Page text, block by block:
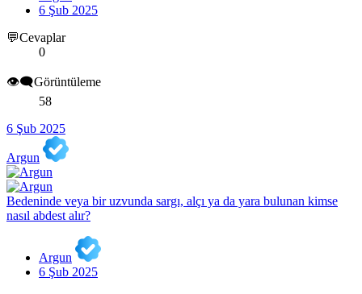
6 Şub 2025
💬Cevaplar
0
👁️‍🗨️Görüntüleme
58
6 Şub 2025
Argun
Bedeninde veya bir uzvunda sargı, alçı ya da yara bulunan kimse
nasıl abdest alır?
Argun
6 Şub 2025